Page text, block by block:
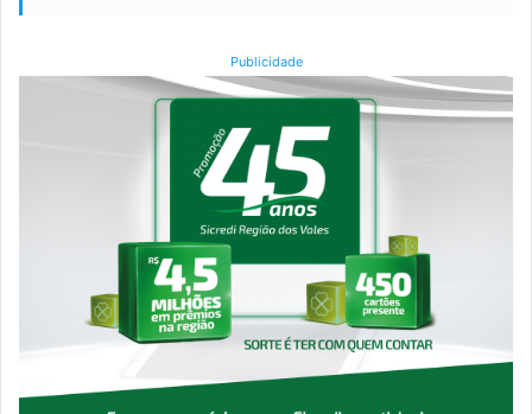
Publicidade